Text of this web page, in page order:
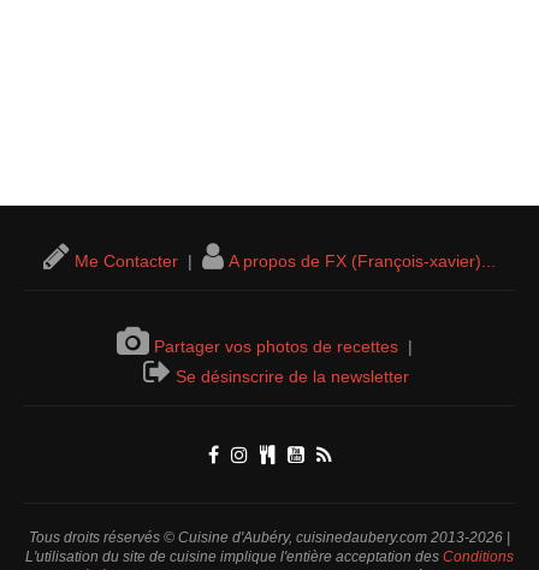
Me Contacter | A propos de FX (François-xavier)...
Partager vos photos de recettes |
Se désinscrire de la newsletter
Tous droits réservés © Cuisine d'Aubéry, cuisinedaubery.com 2013-2026 |
L'utilisation du site de cuisine implique l'entière acceptation des Conditions